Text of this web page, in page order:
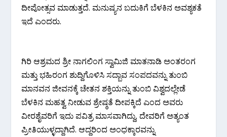
ದೀಪೋತ್ಸವ ಮಾಡುತ್ತದೆ. ಮನುಷ್ಯನ ಬದುಕಿಗೆ ಬೆಳಕಿನ ಅವಶ್ಯಕತೆ
ಇದೆ ಎಂದರು.
ಗಿರಿ ಆಶ್ರಮದ ಶ್ರೀ ನಾಗಲಿಂಗ ಸ್ವಾಮಿಜಿ ಮಾತನಾಡಿ ಅಂತರಂಗ
ಮತ್ತು ಭಹಿರಂಗ ಶುದ್ದಿಗೊಳಿಸಿ ಸದ್ಬಾವ ಸಂಪದವನ್ನು ತುಂಬಿ
ಮಾನವನ ಜೀವನಕ್ಕೆ ಚೇತನ ಶಕ್ತಿಯನ್ನು ತುಂಬಿ ವಿಶ್ವದಲ್ಲೇಡೆ
ಬೆಳಕಿನ ಮಹತ್ವ ನೀಡುವ ಶ್ರೇಷ್ಠತೆ ದೀಪಕ್ಕಿದೆ ಎಂದ ಅವರು
ವೀರಶೈವರಿಗೆ ಇದು ಪವಿತ್ರ ಮಾಸವಾಗಿದ್ದು, ದೇವರಿಗೆ ಅತ್ಯಂತ
ಪ್ರೀತಿಯುಳ್ಳದ್ದಾಗಿದೆ. ಆದ್ದರಿಂದ ಅಂಧಕ್ಕಾರವನ್ನು